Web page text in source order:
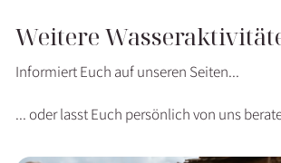
Weitere
Informiert Euch auf unseren Seiten...
... oder lasst Euch persönlich von uns